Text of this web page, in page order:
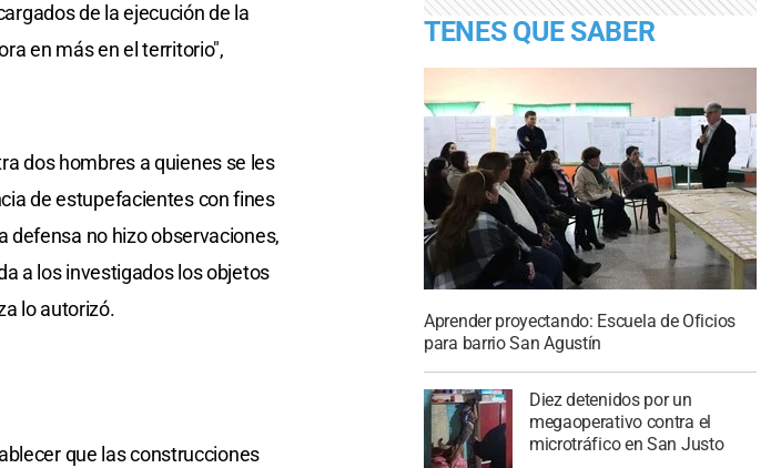
de la ejecución de la
en más en el territorio",
dos hombres a quienes se les
de estupefacientes con fines
defensa no hizo observaciones,
a los investigados los objetos
lo autorizó.
que las construcciones
TENES QUE SABER
Aprender proyectando: Escuela de Oficios
para barrio San Agustín
Diez detenidos por un
megaoperativo contra el
microtráfico en San Justo